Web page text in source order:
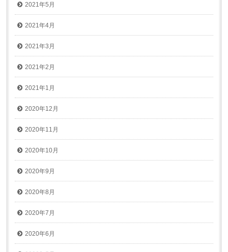
2021年5月
2021年4月
2021年3月
2021年2月
2021年1月
2020年12月
2020年11月
2020年10月
2020年9月
2020年8月
2020年7月
2020年6月